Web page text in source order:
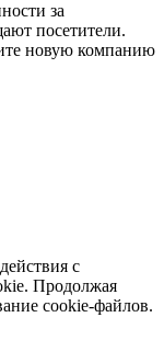
за
посетители.
новую компанию
с
Продолжая
cookie-файлов.